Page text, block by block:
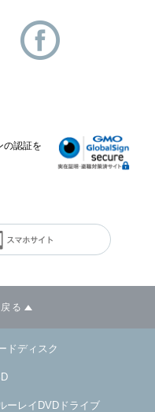
の認証を
る
ドディスク
ーレイDVDドライブ